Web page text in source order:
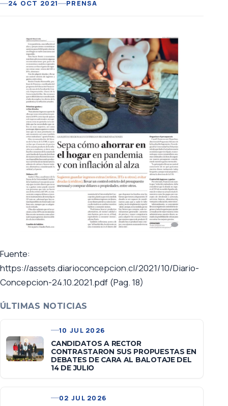
24 OCT 2021 PRENSA
Fuente:
https://assets.diarioconcepcion.cl/2021/10/Diario-
Concepcion-24.10.2021.pdf (Pag. 18)
ÚLTIMAS NOTICIAS
10 JUL 2026
CANDIDATOS A RECTOR
CONTRASTARON SUS PROPUESTAS EN
DEBATES DE CARA AL BALOTAJE DEL
14 DE JULIO
02 JUL 2026